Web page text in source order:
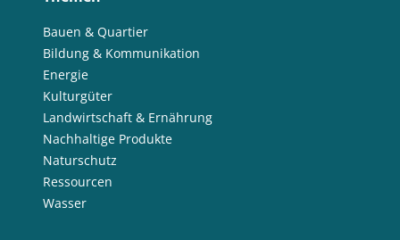
Bauen & Quartier
Bildung & Kommunikation
Energie
Kulturgüter
Landwirtschaft & Ernährung
Nachhaltige Produkte
Naturschutz
Ressourcen
Wasser